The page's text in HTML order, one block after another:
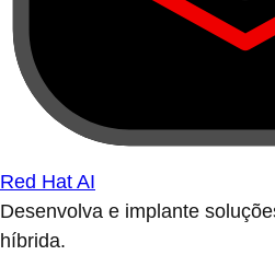
Red Hat AI
Desenvolva e implante
híbrida.